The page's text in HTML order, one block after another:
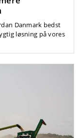
Danmark bedst
løsning på vores